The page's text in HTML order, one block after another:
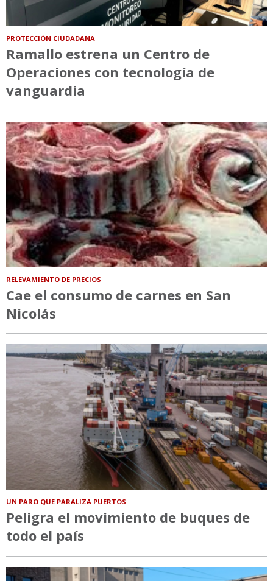
PROTECCIÓN CIUDADANA
Ramallo estrena un Centro de
Operaciones con tecnología de
vanguardia
RELEVAMIENTO DE PRECIOS
Cae el consumo de carnes en San
Nicolás
UN PARO QUE PARALIZA PUERTOS
Peligra el movimiento de buques de
todo el país